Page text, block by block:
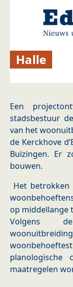
Halle
Een
stadsbestuur
van het
de Kerckhove
Buizingen. Er
bouwen.
Het
op middellange
Volgens
planologische
maatregelen